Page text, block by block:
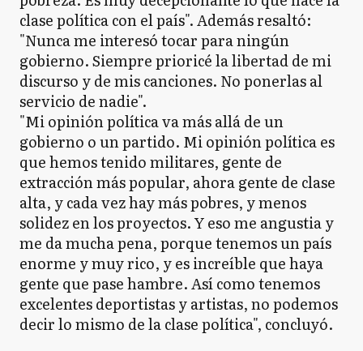
clase política con el país". Además resaltó:
"Nunca me interesó tocar para ningún
gobierno. Siempre prioricé la libertad de mi
discurso y de mis canciones. No ponerlas al
servicio de nadie".
"Mi opinión política va más allá de un
gobierno o un partido. Mi opinión política es
que hemos tenido militares, gente de
extracción más popular, ahora gente de clase
alta, y cada vez hay más pobres, y menos
solidez en los proyectos. Y eso me angustia y
me da mucha pena, porque tenemos un país
enorme y muy rico, y es increíble que haya
gente que pase hambre. Así como tenemos
excelentes deportistas y artistas, no podemos
decir lo mismo de la clase política", concluyó.